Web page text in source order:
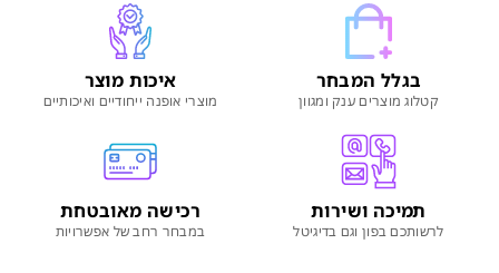
בגלל המבחר
קטלוג מוצרים ענק ומגוון
איכות מוצר
מוצרי אופנה ייחודיים ואיכותיים
תמיכה ושירות
לרשותכם בפון וגם בדיגיטל
רכישה מאובטחת
במבחר רחב של אפשרויות